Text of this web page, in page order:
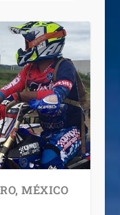
MÉXICO